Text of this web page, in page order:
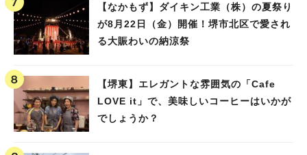
【なかもず】ダイキン工業（株）の夏祭り
が8月22日（金）開催！堺市北区で愛され
る大賑わいの納涼祭
【堺東】エレガントな雰囲気の「Cafe
LOVE it」で、美味しいコーヒーはいかが
でしょうか？
人気のキーワード
#あなたはどっち？